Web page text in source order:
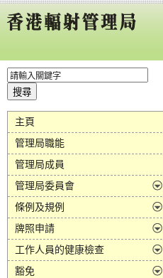
主頁
管理局職能
管理局成員
管理局委員會
條例及規例
牌照申請
工作人員的健康檢查
豁免